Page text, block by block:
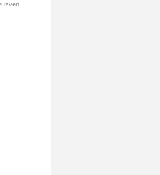
izven